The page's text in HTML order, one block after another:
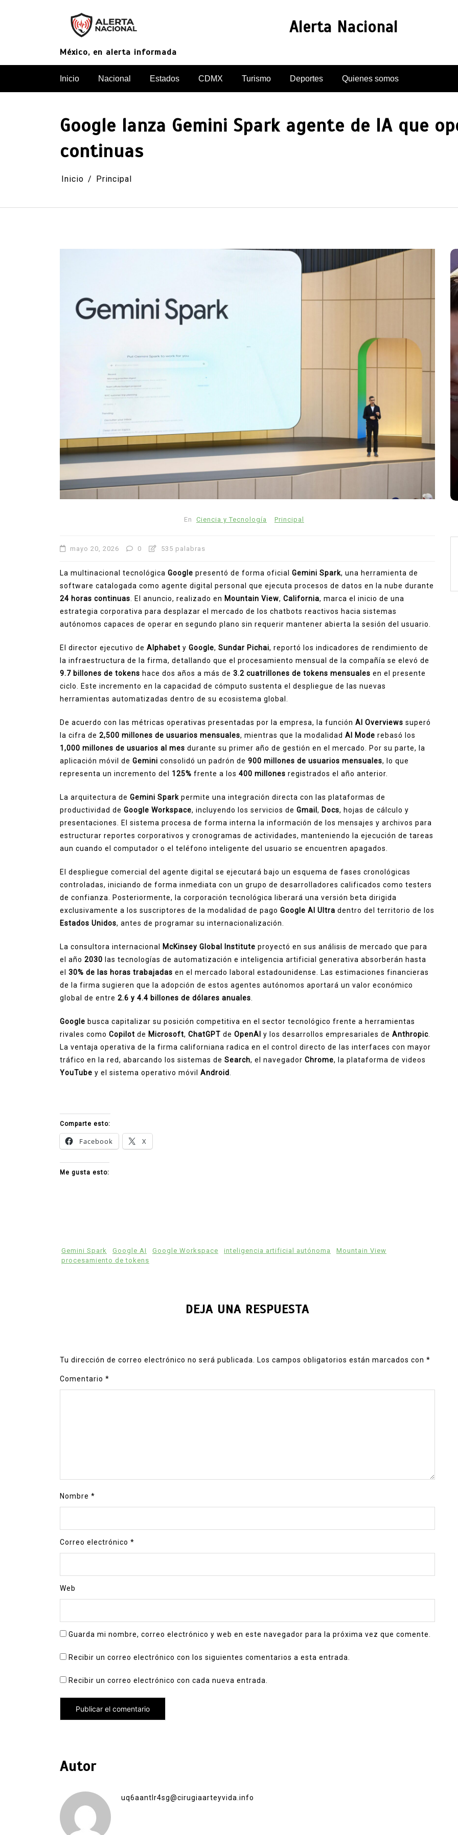
Alerta Nacional
México, en alerta informada
Inicio Nacional Estados CDMX Turismo Deportes Quienes somos
Google lanza Gemini Spark agente de IA que
continuas
Inicio Principal
En Ciencia y Tecnología Principal
mayo 20, 2026 0 535 palabras
La multinacional tecnológica Google presentó de forma oficial Gemini Spark, una herramienta de
software catalogada como agente digital personal que ejecuta procesos de datos en la nube durante
24 horas continuas . El anuncio, realizado en Mountain View, California, marca el inicio de una
estrategia corporativa para desplazar el mercado de los chatbots reactivos hacia sistemas
autónomos capaces de operar en segundo plano sin requerir mantener abierta la sesión del usuario.
El director ejecutivo de Alphabet y Google, Sundar Pichai, reportó los indicadores de rendimiento de
la infraestructura de la firma, detallando que el procesamiento mensual de la compañía se elevó de
9.7 billones de tokens hace dos años a más de 3.2 cuatrillones de tokens mensuales en el presente
ciclo. Este incremento en la capacidad de cómputo sustenta el despliegue de las nuevas
herramientas automatizadas dentro de su ecosistema global.
De acuerdo con las métricas operativas presentadas por la empresa, la función AI Overviews superó
la cifra de 2,500 millones de usuarios mensuales, mientras que la modalidad AI Mode rebasó los
1,000 millones de usuarios al mes durante su primer año de gestión en el mercado. Por su parte, la
aplicación móvil de Gemini consolidó un padrón de 900 millones de usuarios mensuales, lo que
representa un incremento del 125% frente a los 400 millones registrados el año anterior.
La arquitectura de Gemini Spark permite una integración directa con las plataformas de
productividad de Google Workspace, incluyendo los servicios de Gmail , Docs, hojas de cálculo y
presentaciones. El sistema procesa de forma interna la información de los mensajes y archivos para
estructurar reportes corporativos y cronogramas de actividades, manteniendo la ejecución de tareas
aun cuando el computador o el teléfono inteligente del usuario se encuentren apagados.
El despliegue comercial del agente digital se ejecutará bajo un esquema de fases cronológicas
controladas, iniciando de forma inmediata con un grupo de desarrolladores calificados como testers
de confianza. Posteriormente, la corporación tecnológica liberará una versión beta dirigida
exclusivamente a los suscriptores de la modalidad de pago Google AI Ultra dentro del territorio de los
Estados Unidos, antes de programar su internacionalización.
La consultora internacional McKinsey Global Institute proyectó en sus análisis de mercado que para
el año 2030 las tecnologías de automatización e inteligencia artificial generativa absorberán hasta
el 30% de las horas trabajadas en el mercado laboral estadounidense. Las estimaciones financieras
de la firma sugieren que la adopción de estos agentes autónomos aportará un valor económico
global de entre 2.6 y 4.4 billones de dólares anuales
Google busca capitalizar su posición competitiva en el sector tecnológico frente a herramientas
rivales como Copilot de Microsoft, ChatGPT de OpenAI y los desarrollos empresariales de Anthropic
La ventaja operativa de la firma californiana radica en el control directo de las interfaces con mayor
tráfico en la red, abarcando los sistemas de Search, el navegador Chrome, la plataforma de videos
YouTube y el sistema operativo móvil Android
Comparte esto:
Facebook X
Me gusta esto:
Gemini Spark Google AI Google Workspace inteligencia artificial autónoma
Mountain View
procesamiento de tokens
DEJA UNA RESPUESTA
Tu dirección de correo electrónico no será publicada. Los campos obligatorios están marcados con *
Comentario *
Nombre *
Correo electrónico *
Web
Guarda mi nombre, correo electrónico y web en este navegador para la próxima vez que comente.
Recibir un correo electrónico con los siguientes comentarios a esta entrada.
Recibir un correo electrónico con cada nueva entrada.
Autor
uq6aantlr4sg@cirugiaarteyvida.info
Principal
986 palabras
Beaverbrook
boda secreta
boda Zendaya Tom Holland
Spider-Man Brand New Day
Tom Holland esposa
Zendaya boda 2026
Zendaya Tom Holland matrimonio
Zendaya y Tom Holland